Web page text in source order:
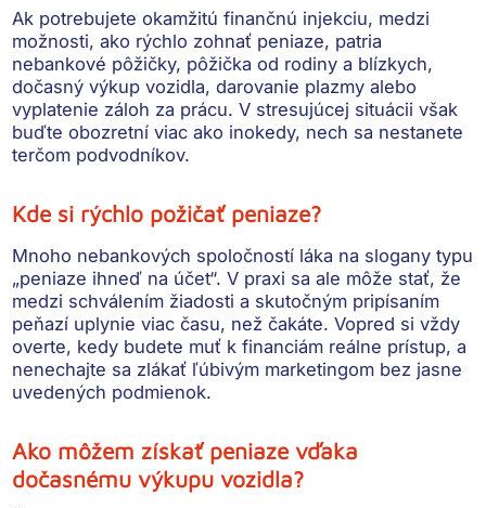
Ak potrebujete okamžitú finančnú injekciu, medzi
možnosti, ako rýchlo zohnať peniaze, patria
nebankové pôžičky, pôžička od rodiny a blízkych,
dočasný výkup vozidla, darovanie plazmy alebo
vyplatenie záloh za prácu. V stresujúcej situácii však
buďte obozretní viac ako inokedy, nech sa nestanete
terčom podvodníkov.
Kde si rýchlo požičať peniaze?
Mnoho nebankových spoločností láka na slogany typu
„peniaze ihneď na účet“. V praxi sa ale môže stať, že
medzi schválením žiadosti a skutočným pripísaním
peňazí uplynie viac času, než čakáte. Vopred si vždy
overte, kedy budete muť k financiám reálne prístup, a
nenechajte sa zlákať ľúbivým marketingom bez jasne
uvedených podmienok.
Ako môžem získať peniaze vďaka
dočasnému výkupu vozidla?